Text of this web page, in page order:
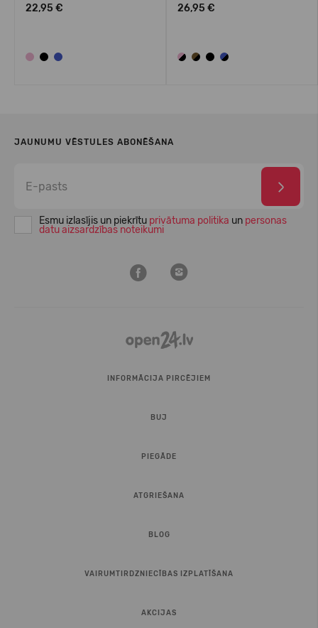
22,95 €
26,95 €
JAUNUMU VĒSTULES ABONĒŠANA
Esmu izlasījis un piekrītu privātuma politika un personas
datu aizsardzības noteikumi
INFORMĀCIJA PIRCĒJIEM
BUJ
PIEGĀDE
ATGRIEŠANA
BLOG
VAIRUMTIRDZNIECĪBAS IZPLATĪŠANA
AKCIJAS